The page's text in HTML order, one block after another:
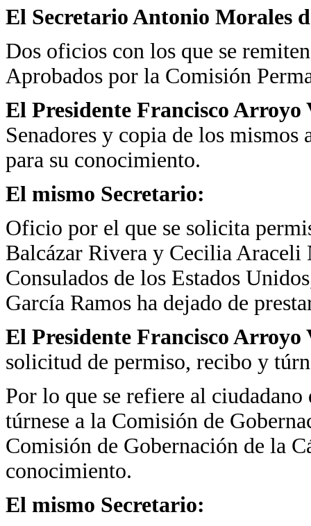
El Secretario Antonio Morales
Dos oficios con los que se
Aprobados por la Comisión
El Presidente Francisco
Senadores y copia de los
para su conocimiento.
El mismo Secretario:
Oficio por el que se solicita
Balcázar Rivera y Cecilia Araceli
Consulados de los Estados
García Ramos ha dejado de
El Presidente Francisco
solicitud de permiso, recibo y
Por lo que se refiere al
túrnese a la Comisión de
Comisión de Gobernación de la
conocimiento.
El mismo Secretario: